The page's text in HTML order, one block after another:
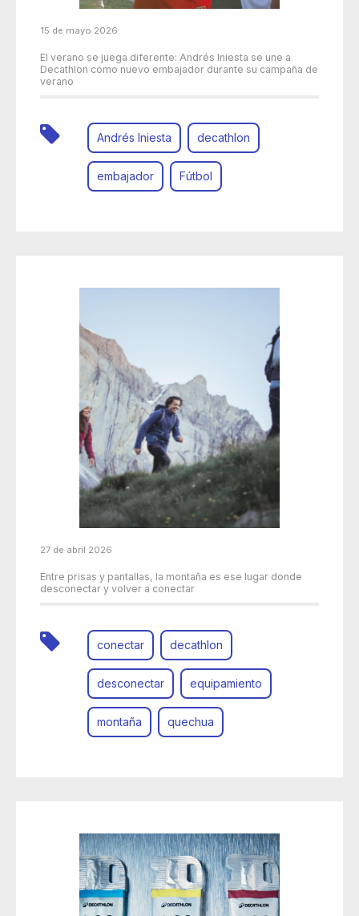
15 de mayo 2026
El verano se juega diferente: Andrés Iniesta se une a
Decathlon como nuevo embajador durante su campaña de
verano
Andrés Iniesta decathlon
embajador Fútbol
27 de abril 2026
Entre prisas y pantallas, la montaña es ese lugar donde
desconectar y volver a conectar
conectar decathlon
desconectar equipamiento
montaña quechua